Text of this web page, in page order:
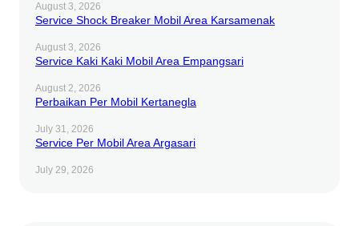
August 3, 2026
Service Shock Breaker Mobil Area Karsamenak
August 3, 2026
Service Kaki Kaki Mobil Area Empangsari
August 2, 2026
Perbaikan Per Mobil Kertanegla
July 31, 2026
Service Per Mobil Area Argasari
July 29, 2026